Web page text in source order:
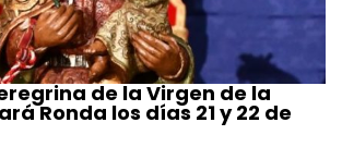
de la Virgen de la
Ronda los días 21 y 22 de